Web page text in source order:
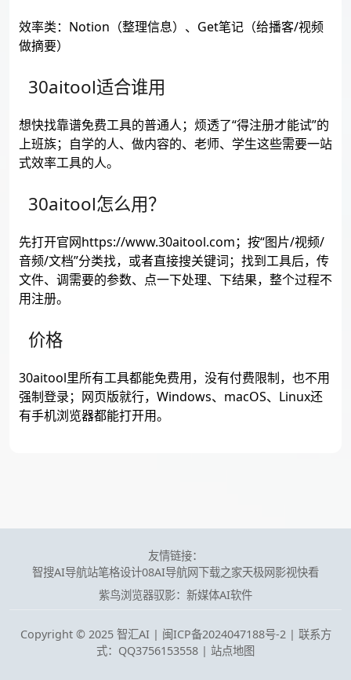
效率类：Notion（整理信息）、Get笔记（给播客/视频
做摘要）
30aitool适合谁用
想快找靠谱免费工具的普通人；烦透了“得注册才能试”的
上班族；自学的人、做内容的、老师、学生这些需要一站
式效率工具的人。
30aitool怎么用？
先打开官网https://www.30aitool.com；按“图片/视频/
音频/文档”分类找，或者直接搜关键词；找到工具后，传
文件、调需要的参数、点一下处理、下结果，整个过程不
用注册。
价格
30aitool里所有工具都能免费用，没有付费限制，也不用
强制登录；网页版就行，Windows、macOS、Linux还
有手机浏览器都能打开用。
友情链接：
智搜AI导航站笔格设计08AI导航网下载之家天极网影视快看
紫鸟浏览器驭影：新媒体AI软件
Copyright © 2025 智汇AI | 闽ICP备2024047188号-2 | 联系方
式：QQ3756153558 | 站点地图